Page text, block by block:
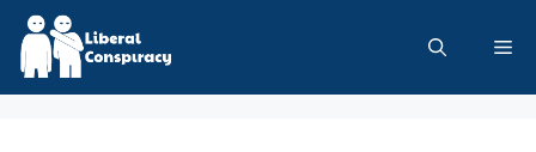
Skip
content